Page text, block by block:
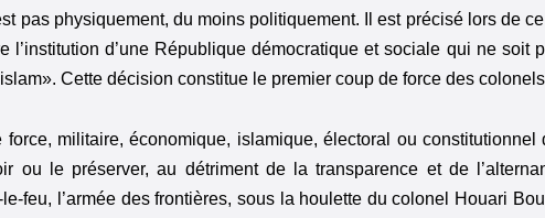
pas physiquement, du moins politiquement. Il est précisé lors de
l’institution d’une République démocratique et sociale qui ne soit
Cette décision constitue le premier coup de force des
force, militaire, économique, islamique, électoral ou
ou le préserver, au détriment de la transparence et de
feu, l’armée des frontières, sous la houlette du colonel Houari